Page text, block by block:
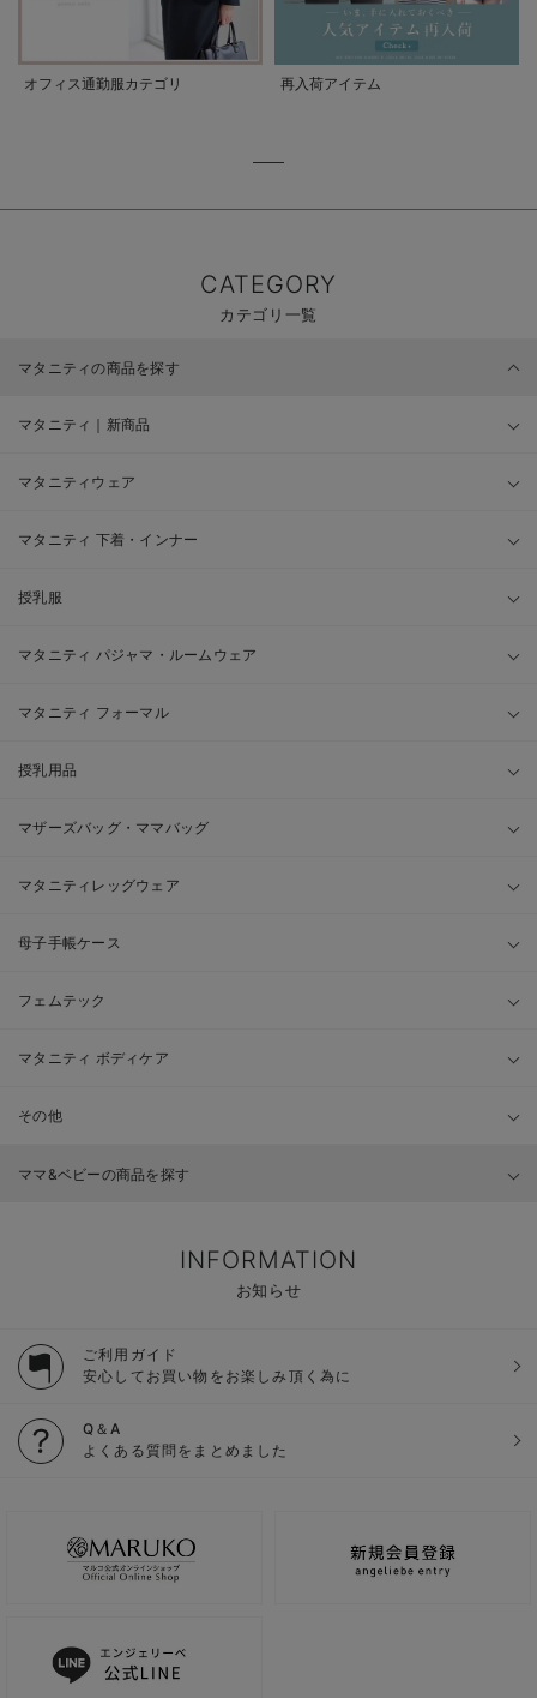
オフィス通勤服カテゴリ 再入荷アイテム
CATEGORY
カテゴリ一覧
マタニティの商品を探す
マタニティ｜新商品
マタニティウェア
マタニティ 下着・インナー
授乳服
マタニティ パジャマ・ルームウェア
マタニティ フォーマル
授乳用品
マザーズバッグ・ママバッグ
マタニティレッグウェア
母子手帳ケース
フェムテック
マタニティ ボディケア
その他
ママ&ベビーの商品を探す
INFORMATION
お知らせ
ご利用ガイド
安心してお買い物をお楽しみ頂く為に
Q＆A
よくある質問をまとめました